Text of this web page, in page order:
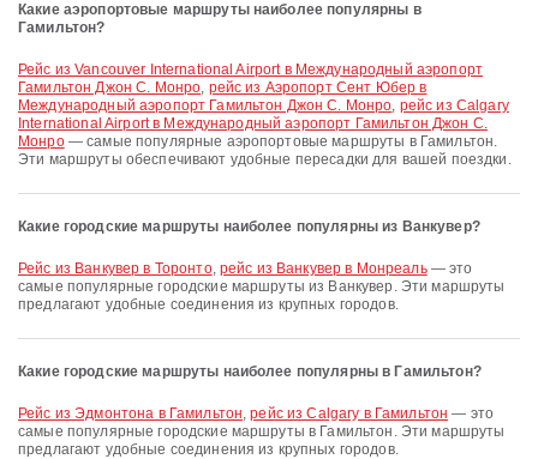
Какие аэропортовые маршруты наиболее популярны в
Гамильтон?
рейс из Vancouver International Airport в Международный аэропорт
Гамильтон Джон С. Монро, рейс из Аэропорт Сент Юбер в
Международный аэропорт Гамильтон Джон С. Монро, рейс из Calgary
International Airport в Международный аэропорт Гамильтон Джон С.
Монро— самые популярные аэропортовые маршруты в Гамильтон.
Эти маршруты обеспечивают удобные пересадки для вашей поездки.
Какие городские маршруты наиболее популярны из Ванкувер?
рейс из Ванкувер в Торонто, рейс из Ванкувер в Монреаль— это
самые популярные городские маршруты из Ванкувер. Эти маршруты
предлагают удобные соединения из крупных городов.
Какие городские маршруты наиболее популярны в Гамильтон?
рейс из Эдмонтона в Гамильтон,рейс из Calgary в Гамильтон — это
самые популярные городские маршруты в Гамильтон. Эти маршруты
предлагают удобные соединения из крупных городов.